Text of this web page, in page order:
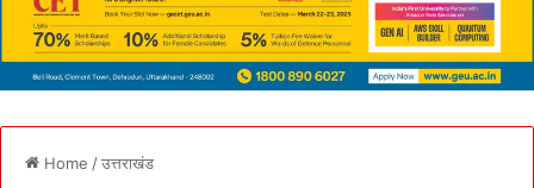
Home /उत्तराखंड